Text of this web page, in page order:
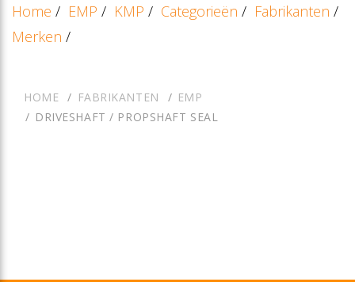
Home / EMP / KMP / Categorieën / Fabrikanten /
Merken /
HOME FABRIKANTEN
EMP
DRIVESHAFT / PROPSHAFT SEAL